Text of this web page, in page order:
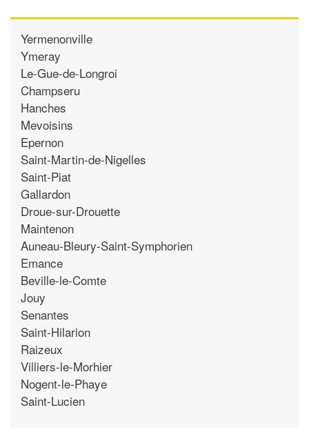
Yermenonville
Ymeray
Le-Gue-de-Longroi
Champseru
Hanches
Mevoisins
Epernon
Saint-Martin-de-Nigelles
Saint-Piat
Gallardon
Droue-sur-Drouette
Maintenon
Auneau-Bleury-Saint-Symphorien
Emance
Beville-le-Comte
Jouy
Senantes
Saint-Hilarion
Raizeux
Villiers-le-Morhier
Nogent-le-Phaye
Saint-Lucien